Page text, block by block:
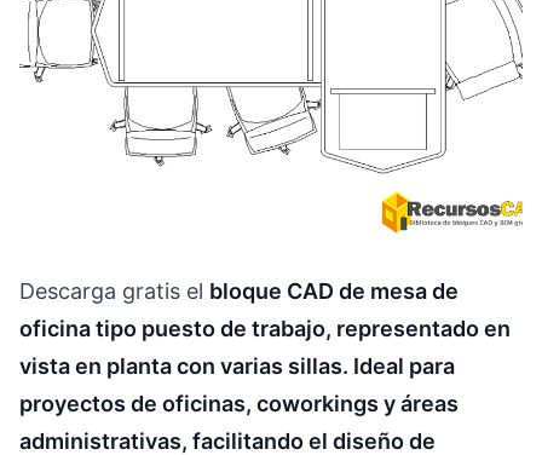
Descarga gratis el bloque CAD de mesa de
oficina tipo puesto de trabajo, representado en
vista en planta con varias sillas. Ideal para
proyectos de oficinas, coworkings y áreas
administrativas, facilitando el diseño de